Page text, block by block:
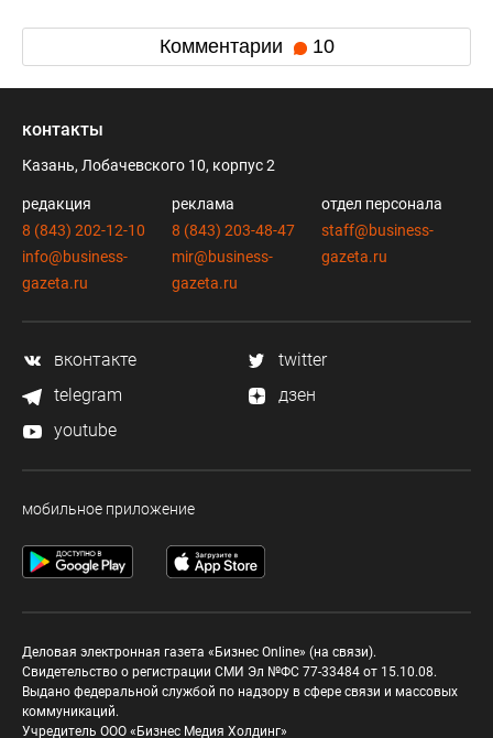
Комментарии 10
контакты
Казань, Лобачевского 10, корпус 2
редакция
8 (843) 202-12-10
info@business-
gazeta.ru
реклама
8 (843) 203-48-47
mir@business-
gazeta.ru
отдел персонала
staff@business-
gazeta.ru
вконтакте
twitter
telegram
дзен
youtube
мобильное приложение
Деловая электронная газета «Бизнес Online» (на связи).
Свидетельство о регистрации СМИ Эл №ФС 77-33484 от 15.10.08.
Выдано федеральной службой по надзору в сфере связи и массовых
коммуникаций.
Учредитель ООО «Бизнес Медия Холдинг»